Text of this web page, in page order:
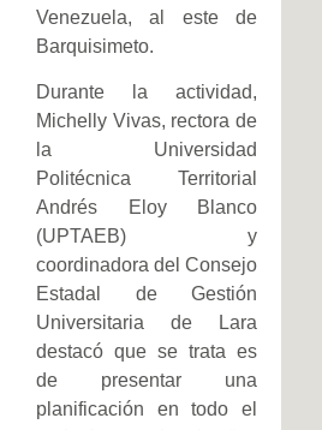
Venezuela, al este de
Barquisimeto.
Durante la actividad,
Michelly Vivas, rectora de
la Universidad
Politécnica Territorial
Andrés Eloy Blanco
(UPTAEB) y
coordinadora del Consejo
Estadal de Gestión
Universitaria de Lara
destacó que se trata es
de presentar una
planificación en todo el